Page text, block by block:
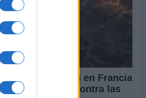
forestales en Francia
la lucha contra las